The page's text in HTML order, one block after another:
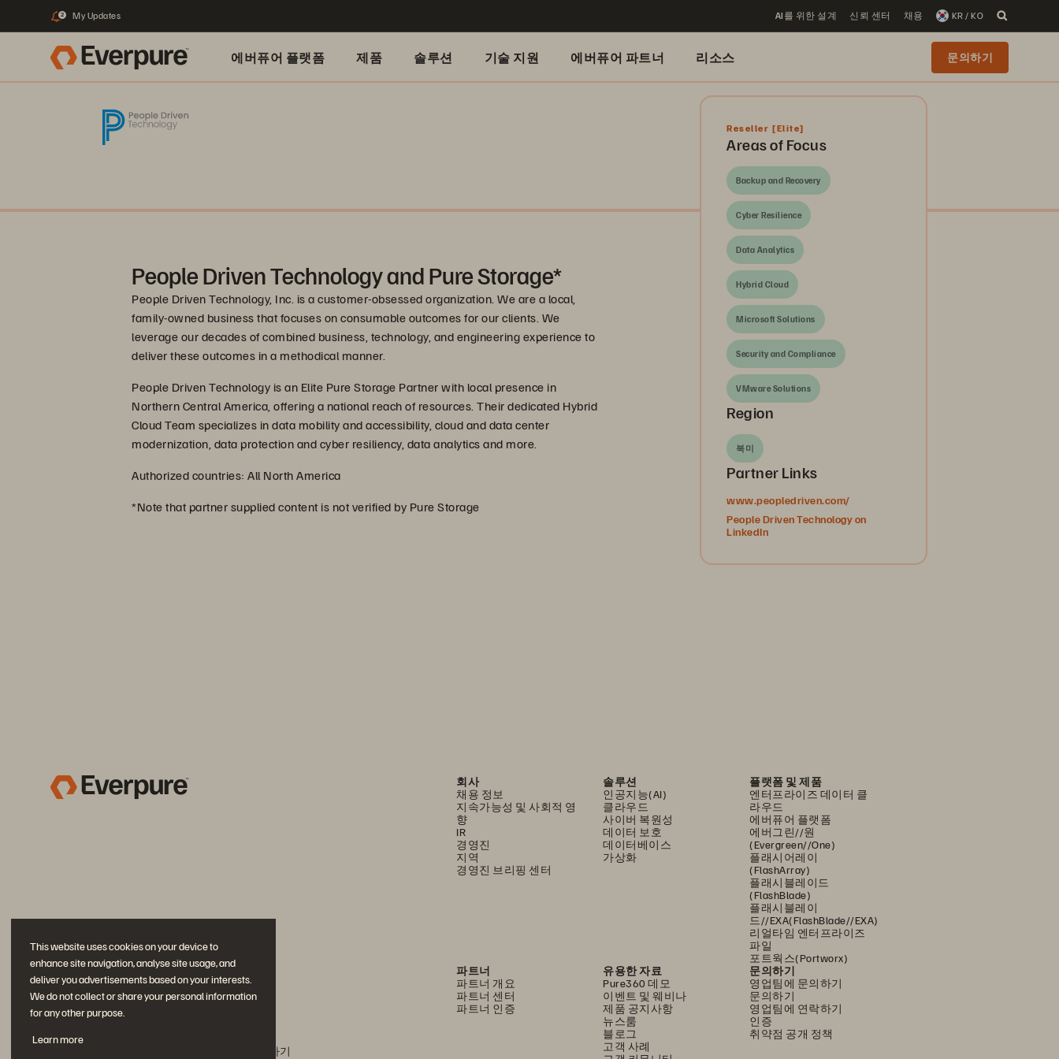
This website uses cookies on your device to
enhance site navigation, analyse site usage, and
deliver you advertisements based on your interests.
We do not collect or share your personal information
for any other purpose.
Learn more
2 My Updates AI를 위한 설계 신뢰 센터 채용 KR / KO
에버퓨어 플랫폼 제품 솔루션 기술 지원 에버퓨어 파트너 리소스 문의하기
People Driven Technology and Pure Storage*
People Driven Technology, Inc. is a customer-obsessed organization. We are a local,
family-owned business that focuses on consumable outcomes for our clients. We
leverage our decades of combined business, technology, and engineering experience to
deliver these outcomes in a methodical manner.
People Driven Technology is an Elite Pure Storage Partner with local presence in
Northern Central America, offering a national reach of resources. Their dedicated Hybrid
Cloud Team specializes in data mobility and accessibility, cloud and data center
modernization, data protection and cyber resiliency, data analytics and more.
Authorized countries: All North America
*Note that partner supplied content is not verified by Pure Storage
Reseller [Elite]
Areas of Focus
Backup and Recovery
Cyber Resilience
Data Analytics
Hybrid Cloud
Microsoft Solutions
Security and Compliance
VMware Solutions
Region
북미
Partner Links
www.peopledriven.com/
People Driven Technology on
LinkedIn
회사
채용 정보
지속가능성 및 사회적 영
향
IR
경영진
지역
경영진 브리핑 센터
솔루션
인공지능(AI)
클라우드
사이버 복원성
데이터 보호
데이터베이스
가상화
플랫폼 및 제품
엔터프라이즈 데이터 클
라우드
에버퓨어 플랫폼
에버그린//원
(Evergreen//One)
플래시어레이
(FlashArray)
플래시블레이드
(FlashBlade)
플래시블레이
드//EXA(FlashBlade//EXA)
리얼타임 엔터프라이즈
파일
포트웍스(Portworx)
파트너
파트너 개요
파트너 센터
파트너 인증
유용한 자료
Pure360 데모
이벤트 및 웨비나
제품 공지사항
뉴스룸
블로그
고객 사례
문의하기
영업팀에 문의하기
문의하기
영업팀에 연락하기
인증
취약점 공개 정책
문의하기
에버퓨어(Everpure) 공식 소셜미디어 팔로우하기